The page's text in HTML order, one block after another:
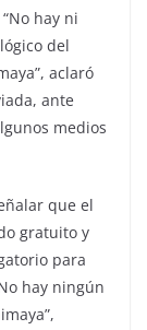
hay ni
del
aclaró
ante
medios
que el
gratuito y
para
hay ningún